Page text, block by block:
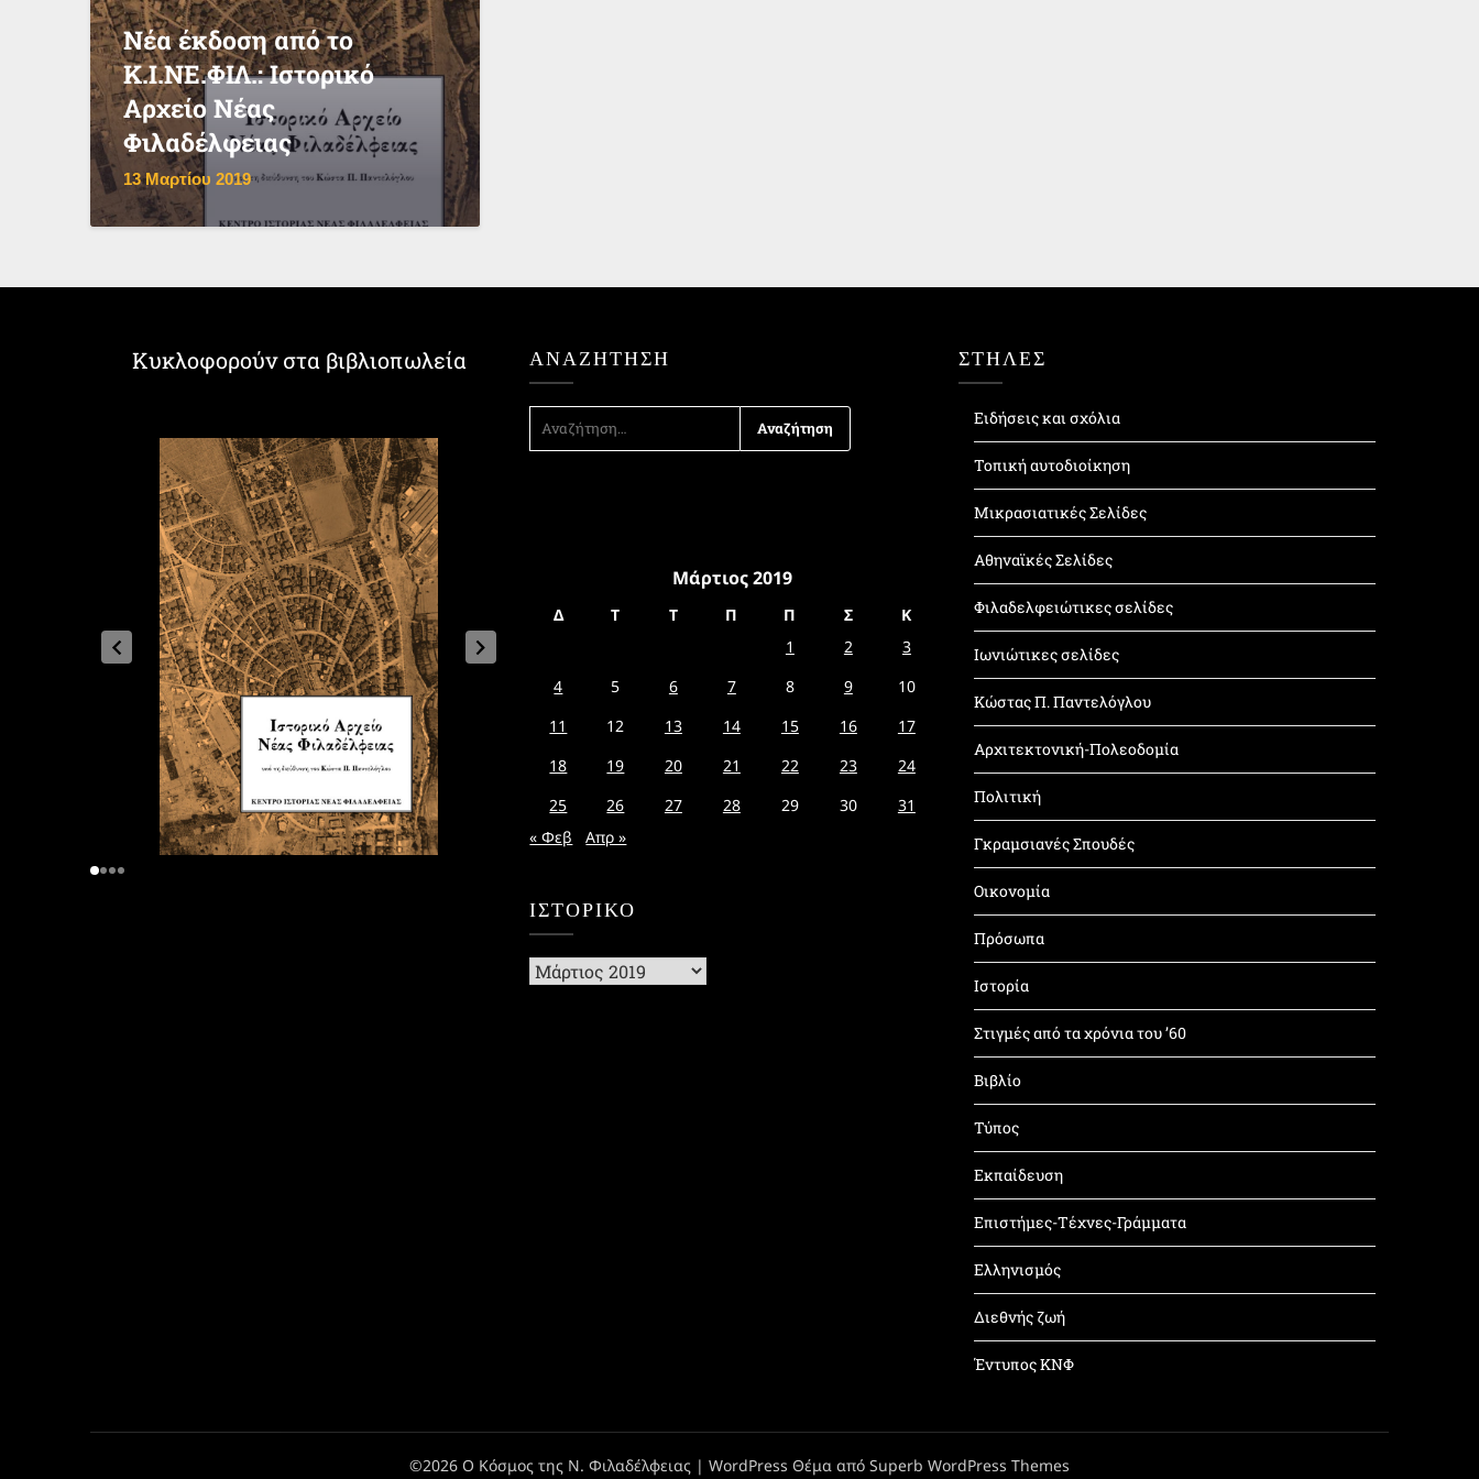
Νέα έκδοση από το
Κ.Ι.ΝΕ.ΦΙΛ.: Ιστορικό
Αρχείο Νέας
Φιλαδέλφειας
13 Μαρτίου 2019
Κυκλοφορούν στα βιβλιοπωλεία ΑΝΑΖΉΤΗΣΗ
ΓΙΑ:
Μάρτιος 2019
Δ Τ Τ Π Π Σ
Κ
1
2
3
4
5 6 7 8 9
10
11
12 13 14 15 16
17
18
19 20 21 22 23
24
25
26 27 28 29 30
31
« Φεβ
Απρ »
ΙΣΤΟΡΙΚΌ
Ιστορικό
ΣΤΗΛΕΣ
Ειδήσεις και σχόλια
Τοπική αυτοδιοίκηση
Μικρασιατικές Σελίδες
Αθηναϊκές Σελίδες
Φιλαδελφειώτικες σελίδες
Ιωνιώτικες σελίδες
Κώστας Π. Παντελόγλου
Αρχιτεκτονική-Πολεοδομία
Πολιτική
Γκραμσιανές Σπουδές
Οικονομία
Πρόσωπα
Ιστορία
Στιγμές από τα χρόνια του ’60
Βιβλίο
Τύπος
Εκπαίδευση
Επιστήμες-Τέχνες-Γράμματα
Ελληνισμός
Διεθνής ζωή
Έντυπος ΚΝΦ
©2026 Ο Κόσμος της Ν. Φιλαδέλφειας | WordPress Θέμα από Superb WordPress Themes